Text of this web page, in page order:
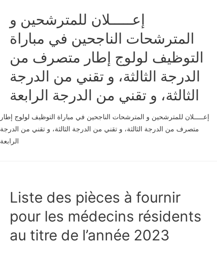
إعـــــلان للمترشحين و
المترشحات الناجحين في مباراة
التوظيف لولوج إطار متصرف من
الدرجة الثالثة، و تقني من الدرجة
الثالثة، و تقني من الدرجة الرابعة
إعـــــلان للمترشحين و المترشحات الناجحين في مباراة التوظيف لولوج إطار
متصرف من الدرجة الثالثة، و تقني من الدرجة الثالثة، و تقني من الدرجة
الرابعة
Liste des pièces à fournir
pour les médecins résidents
au titre de l’année 2023